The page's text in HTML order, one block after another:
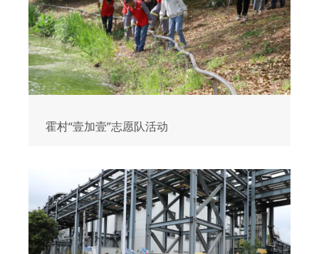
霍村“壹加壹”志愿队活动